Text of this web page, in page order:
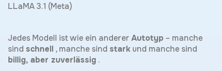
LLaMA 3.1 (Meta)
Jedes Modell ist wie ein anderer Autotyp – manche
sind schnell , manche sind stark und manche sind
billig, aber zuverlässig .